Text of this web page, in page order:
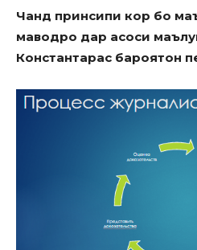
Чанд принсипи кор бо
маводро дар асоси
Константарас бароятон